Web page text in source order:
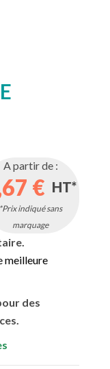
A partir de :
€ HT*
*Prix indiqué sans
marquage
meilleure
des